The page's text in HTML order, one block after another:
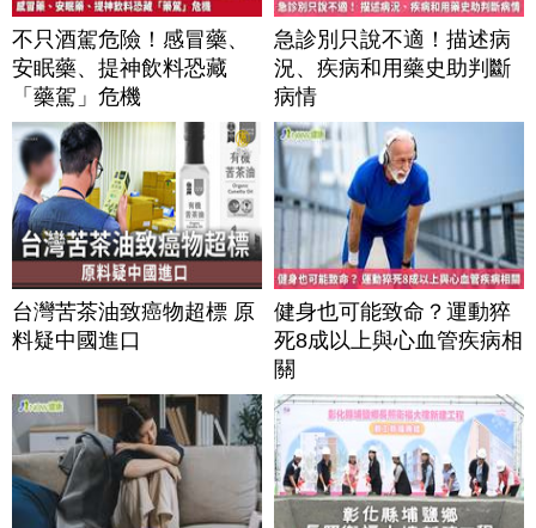
不只酒駕危險！感冒藥、
安眠藥、提神飲料恐藏
「藥駕」危機
急診別只說不適！描述病
況、疾病和用藥史助判斷
病情
台灣苦茶油致癌物超標 原
料疑中國進口
健身也可能致命？運動猝
死8成以上與心血管疾病相
關